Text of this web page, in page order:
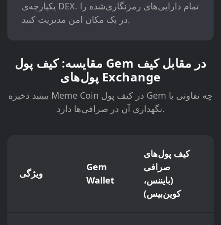
یکپارچه‌ی DEX. تمام دارایی‌های رمزنگاری‌شده را
در یک مکان امن مدیریت کنید.
مقایسه: کیف پول Gem در مقابل کیف
پول‌های Exchange
ببینید ذخیره Meme Coin در کیف پول Gem چه تفاوتی با
نگهداری آن در صرافی‌ها دارد.
ویژگی
Gem
Wallet
کیف پول‌های
صرافی
(بایننس،
کوین‌بیس)